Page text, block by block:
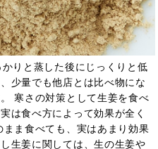
りと蒸した後にじっくりと低
少量でも他店とは比べ物にな
寒さの対策として生姜を食べ
は食べ方によって効果が全く
ま食べても、実はあまり効果
生姜に関しては、生の生姜や